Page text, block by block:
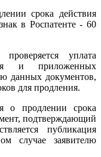
срока действия
в Роспатенте - 60
уплата
и приложенных
данных документов,
для продления.
о продлении срока
подтверждающий
публикация
случае заявителю